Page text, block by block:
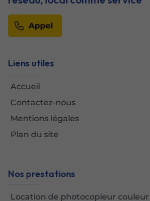
Appel
Liens utiles
Accueil
Contactez-nous
Mentions légales
Plan du site
Nos prestations
Location de photocopieur couleur